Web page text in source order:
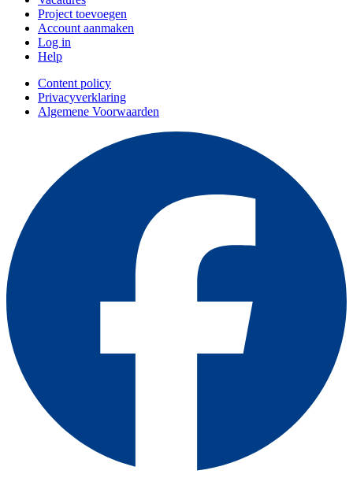
Project toevoegen
Account aanmaken
Log in
Help
Content policy
Privacyverklaring
Algemene Voorwaarden